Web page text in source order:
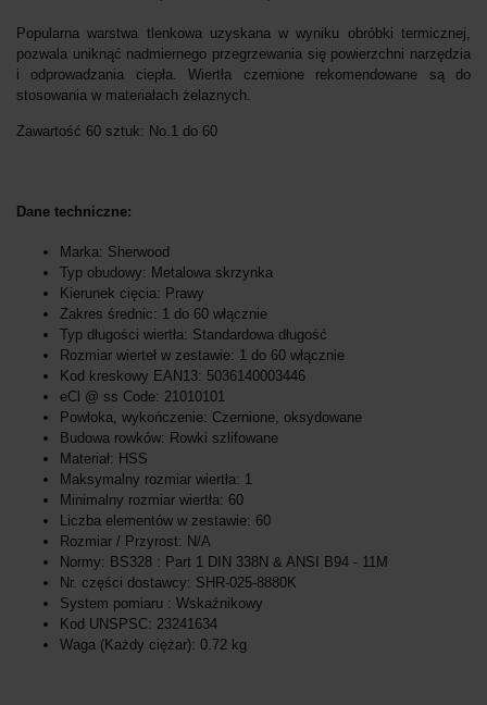
Popularna warstwa tlenkowa uzyskana w wyniku obróbki termicznej,
pozwala uniknąć nadmiernego przegrzewania się powierzchni narzędzia
i odprowadzania ciepła. Wiertła czernione rekomendowane są do
stosowania w materiałach żelaznych.
Zawartość 60 sztuk: No.1 do 60
Dane techniczne:
Marka: Sherwood
Typ obudowy: Metalowa skrzynka
Kierunek cięcia: Prawy
Zakres średnic: 1 do 60 włącznie
Typ długości wiertła: Standardowa długość
Rozmiar wierteł w zestawie: 1 do 60 włącznie
Kod kreskowy EAN13: 5036140003446
eCl @ ss Code: 21010101
Powłoka, wykończenie: Czernione, oksydowane
Budowa rowków: Rowki szlifowane
Materiał: HSS
Maksymalny rozmiar wiertła: 1
Minimalny rozmiar wiertła: 60
Liczba elementów w zestawie: 60
Rozmiar / Przyrost: N/A
Normy: BS328 : Part 1 DIN 338N & ANSI B94 - 11M
Nr. części dostawcy: SHR-025-8880K
System pomiaru : Wskaźnikowy
Kod UNSPSC: 23241634
Waga (Każdy ciężar): 0.72 kg